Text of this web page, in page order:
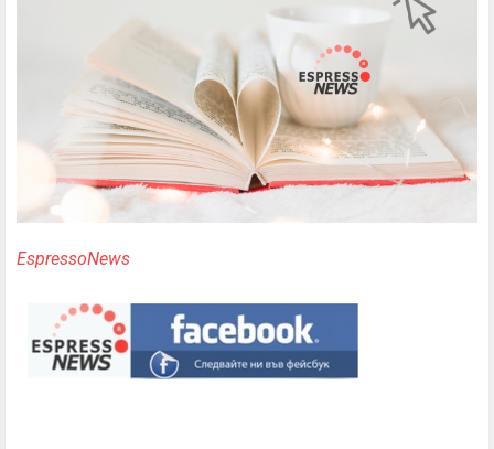
EspressoNews